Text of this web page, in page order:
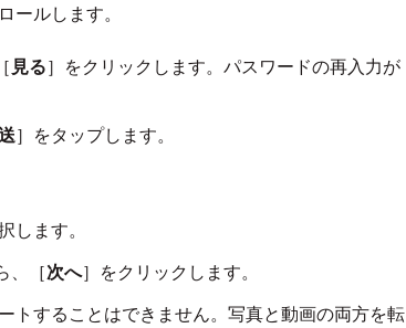
ールします。
見る］をクリックします。パスワードの再入力が
］をタップします。
します。
、［次へ］をクリックします。
トすることはできません。写真と動画の両方を転